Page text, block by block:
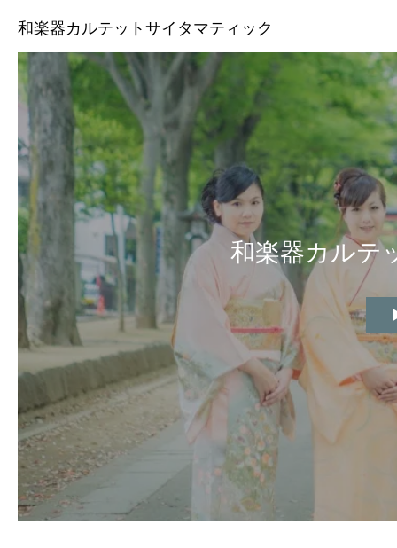
和楽器カルテットサイタマティック
和楽器カルテ